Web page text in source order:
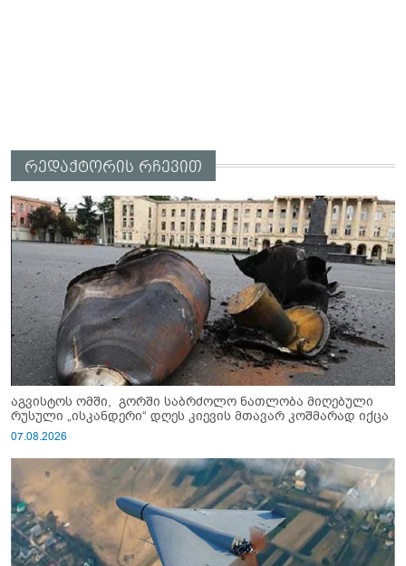
რედაქტორის რჩევით
აგვისტოს ომში, გორში საბრძოლო ნათლობა მიღებული
რუსული „ისკანდერი“ დღეს კიევის მთავარ კოშმარად იქცა
07.08.2026